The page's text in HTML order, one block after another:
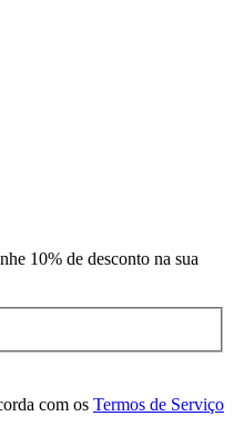
10% de desconto na sua
com os Termos de Serviço